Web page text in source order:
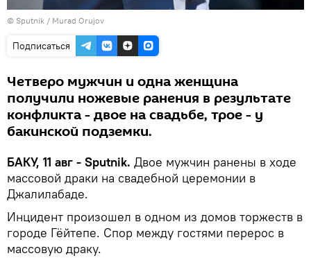
© Sputnik / Murad Orujov
Подписаться
Четверо мужчин и одна женщина
получили ножевые ранения в результате
конфликта - двое на свадьбе, трое - у
бакинской подземки.
БАКУ, 11 авг - Sputnik. Двое мужчин ранены в ходе
массовой драки на свадебной церемонии в
Джалилабаде.
Инцидент произошел в одном из домов торжеств в
городе Гёйтепе. Спор между гостями перерос в
массовую драку.